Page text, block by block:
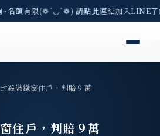
名額有限(❁´◡`❁) 請點此連結加入LINE
殺裝鐵窗住戶，判賠９萬
住戶，判賠９萬